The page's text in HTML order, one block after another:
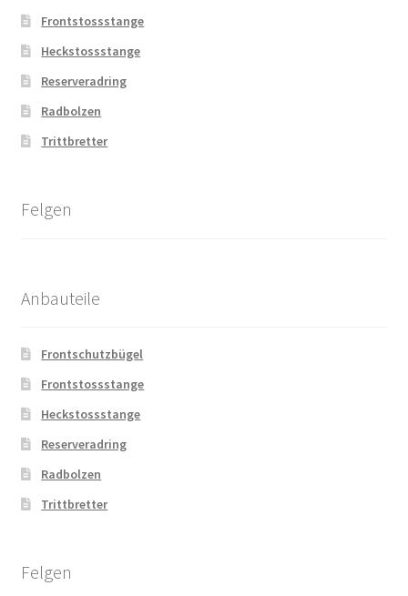
Frontstossstange
Heckstossstange
Reserveradring
Radbolzen
Trittbretter
Felgen
Anbauteile
Frontschutzbügel
Frontstossstange
Heckstossstange
Reserveradring
Radbolzen
Trittbretter
Felgen